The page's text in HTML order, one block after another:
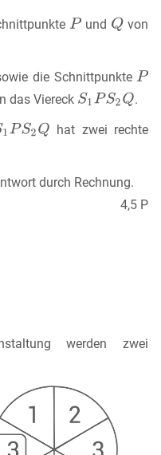
und
von
die Schnittpunkte
das Viereck
.
hat zwei rechte
durch Rechnung.
4,5 P
werden zwei